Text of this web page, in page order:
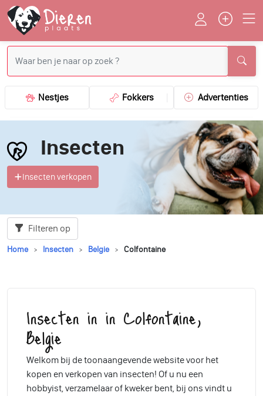
Nestjes Fokkers Advertenties
Insecten
Insecten verkopen
Filteren op
Home Insecten Belgie Colfontaine
Insecten in in Colfontaine,
Belgie
Welkom bij de toonaangevende website voor het
kopen en verkopen van insecten! Of u nu een
hobbyist, verzamelaar of kweker bent, bij ons vindt u